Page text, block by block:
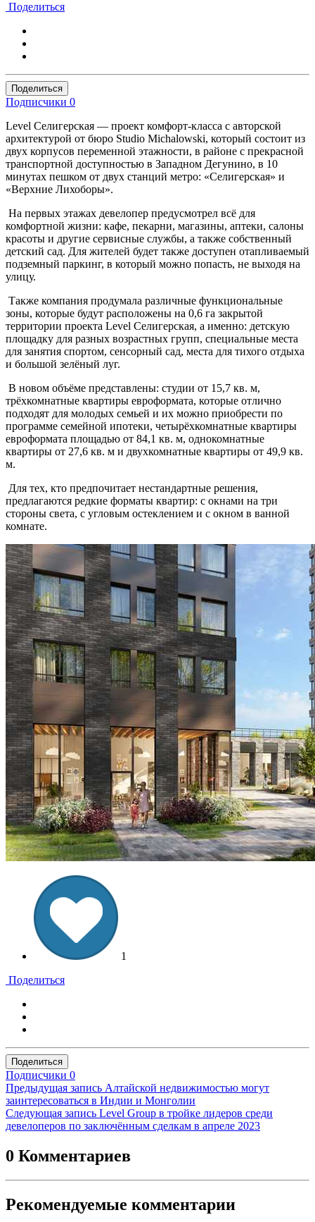
Поделиться
Поделиться
Подписчики 0
Level Селигерская — проект комфорт-класса с авторской
архитектурой от бюро Studio Michalowski, который состоит из
двух корпусов переменной этажности, в районе с прекрасной
транспортной доступностью в Западном Дегунино, в 10
минутах пешком от двух станций метро: «Селигерская» и
«Верхние Лихоборы».
На первых этажах девелопер предусмотрел всё для
комфортной жизни: кафе, пекарни, магазины, аптеки, салоны
красоты и другие сервисные службы, а также собственный
детский сад. Для жителей будет также доступен отапливаемый
подземный паркинг, в который можно попасть, не выходя на
улицу.
Также компания продумала различные функциональные
зоны, которые будут расположены на 0,6 га закрытой
территории проекта Level Селигерская, а именно: детскую
площадку для разных возрастных групп, специальные места
для занятия спортом, сенсорный сад, места для тихого отдыха
и большой зелёный луг.
В новом объёме представлены: студии от 15,7 кв. м,
трёхкомнатные квартиры евроформата, которые отлично
подходят для молодых семьей и их можно приобрести по
программе семейной ипотеки, четырёхкомнатные квартиры
евроформата площадью от 84,1 кв. м, однокомнатные
квартиры от 27,6 кв. м и двухкомнатные квартиры от 49,9 кв.
м.
Для тех, кто предпочитает нестандартные решения,
предлагаются редкие форматы квартир: с окнами на три
стороны света, с угловым остеклением и с окном в ванной
комнате.
1
Поделиться
Поделиться
Подписчики 0
Предыдущая запись Алтайской недвижимостью могут
заинтересоваться в Индии и Монголии
Следующая запись Level Group в тройке лидеров среди
девелоперов по заключённым сделкам в апреле 2023
0 Комментариев
Рекомендуемые комментарии